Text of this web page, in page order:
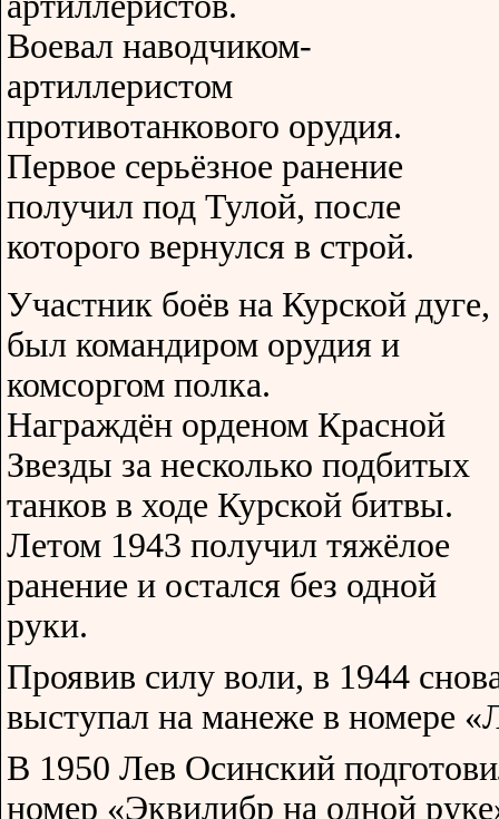
Воевал наводчиком-
артиллеристом
противотанкового орудия.
Первое серьёзное ранение
получил под Тулой, после
которого вернулся в строй.
Участник боёв на Курской дуге,
был командиром орудия и
комсоргом полка.
Награждён орденом Красной
Звезды за несколько подбитых
танков в ходе Курской битвы.
Летом 1943 получил тяжёлое
ранение и остался без одной
руки.
Проявив силу воли, в 1944
выступал на манеже в номере
В 1950 Лев Осинский
номер «Эквилибр на одной